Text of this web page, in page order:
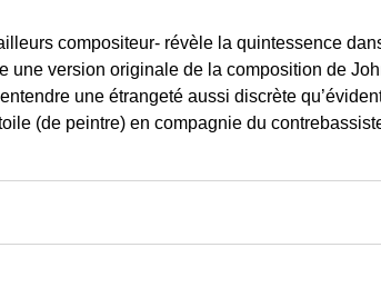
compositeur- révèle la quintessence
une version originale de la composition de
une étrangeté aussi discrète
(de peintre) en compagnie du